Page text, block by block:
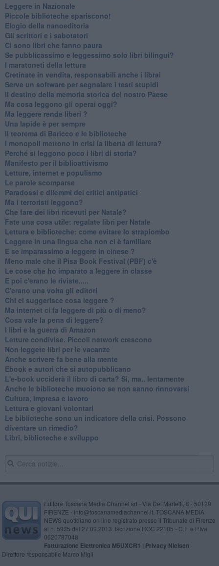
​Leggere in Nazionale
​Piccole biblioteche spariscono!
​Elogio della nanoeditoria
Gli scrittori e i sabotatori
Ci sono libri che fanno paura
Se pubblicassimo e leggessimo solo libri bilingui?
I maratoneti della lettura
Cretinate in vendita, responsabili anche i librai
Serve un software per segnalare i testi stupidi
​Il destino della memoria storica del nostro Paese
Ma cosa leggono gli operai oggi?
Ma leggere rende liberi ?
​Una lapide è per sempre
Il teorema di Baricco e le biblioteche
I monopoli mettono in crisi la libertà di lettura?
​Perché si leggono poco i libri di storia?
​Manifesto per il biblioattivismo
Letture, internet e populismo
​Le parole scomparse
​Paradossi e dilemmi dei critici antipatici
Ma i terroristi leggono?
​Che fare dei libri ricevuti per Natale?
​Fate una cosa utile: regalate libri per Natale
​Lettura e biblioteche: come evitare lo strapiombo
Leggere in una lingua che non ci è familiare
​E se imparassimo a leggere in cinese ?
​Meno male che il Pisa Book Festival (PBF) c'è
​Le cose che ho imparato a leggere in classe
​E poi c'erano le riviste.....
​C'erano una volta gli editori
​Chi ci suggerisce cosa leggere ?
​Ma internet ci fa leggere di più o di meno?
​Cosa vale la pena di leggere?
I libri e la guerra di Amazon
​Letture condivise. Piccoli network crescono
​Non leggete libri per le vacanze
​Anche scrivere fa bene alla mente
​Ebook e autori che si autopubblicano
​L'e-book ucciderà il libro di carta? Sì, ma.. lentamente
​Anche le biblioteche muoiono se non sanno rinnovarsi
​Cultura, impresa e lavoro
​Lettura e giovani volontari
​Le biblioteche sono un indicatore della crisi. Possono
diventare un rimedio?
​Libri, biblioteche e sviluppo
Editore Toscana Media Channel srl - Via Dei Martelli, 8 - 50129
FIRENZE - info@toscanamediachannel.it. TOSCANA MEDIA
NEWS quotidiano on line registrato presso il Tribunale di Firenze
al n. 5935 del 27.09.2013. Iscrizione ROC 22105 - C.F. e P.Iva
0620787048
Fatturazione Elettronica M5UXCR1 | Privacy Nielsen
Direttore responsabile Marco Migli